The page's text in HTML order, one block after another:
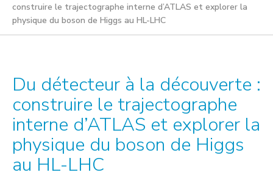
construire le trajectographe interne d’ATLAS et explorer la
physique du boson de Higgs au HL-LHC
Du détecteur à la découverte :
construire le trajectographe
interne d’ATLAS et explorer la
physique du boson de Higgs
au HL-LHC